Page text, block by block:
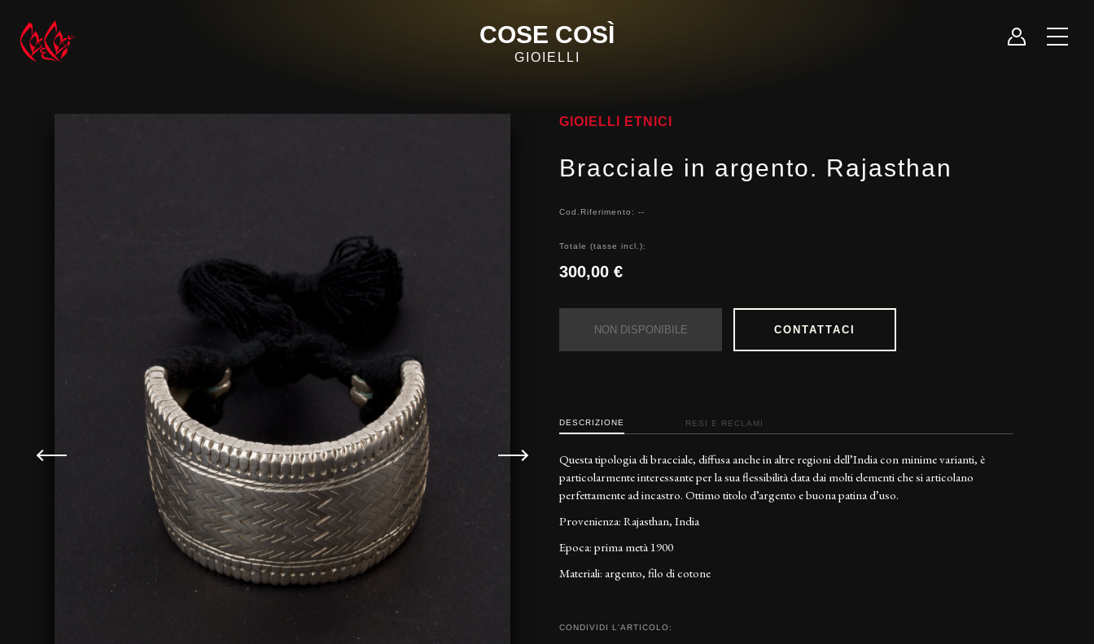
COSE COSÌ
GIOIELLI
GIOIELLI ETNICI
Bracciale in argento. Rajasthan
Cod.Riferimento: --
Totale (tasse incl.):
300,00 €
NON DISPONIBILE CONTATTACI
DESCRIZIONE RESI E RECLAMI
Questa tipologia di bracciale, diffusa anche in altre regioni dell’India con minime varianti, è
particolarmente interessante per la sua flessibilità data dai molti elementi che si articolano
perfettamente ad incastro. Ottimo titolo d’argento e buona patina d’uso.
Provenienza: Rajasthan, India
Epoca: prima metà 1900
Materiali: argento, filo di cotone
CONDIVIDI L'ARTICOLO: